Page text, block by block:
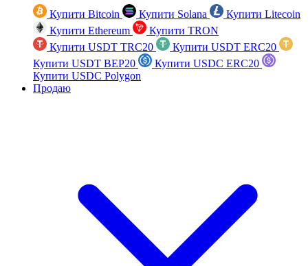
Купити Bitcoin Купити Solana
Купити Litecoin
Купити Ethereum
Купити TRON
Купити USDT TRC20
Купити USDT ERC20
Купити USDT BEP20
Купити USDC ERC20
Купити USDC Polygon
Продаю